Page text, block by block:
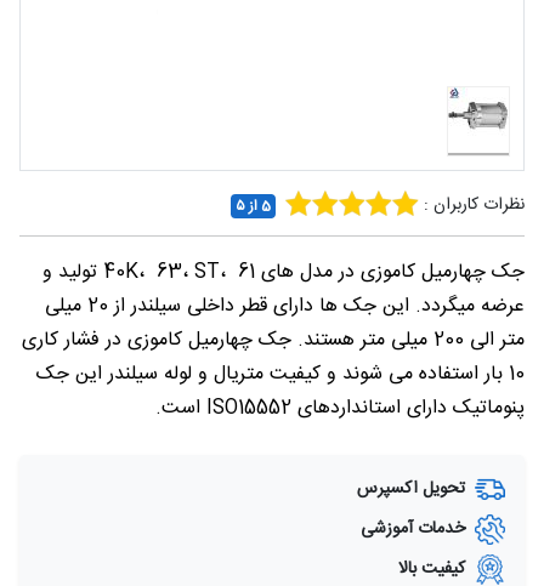
درباره
ما
نظرات کاربران : 5 از ۵
جک چهارمیل کاموزی در مدل های 40K، 63، ST، 61 تولید و
عرضه میگردد. این جک ها دارای قطر داخلی سیلندر از 20 میلی
متر الی 200 میلی متر هستند. جک چهارمیل کاموزی در فشار کاری
10 بار استفاده می شوند و کیفیت متریال و لوله سیلندر این جک
پنوماتیک دارای استانداردهای ISO15552 است.
تحویل اکسپرس
خدمات آموزشی
کیفیت بالا